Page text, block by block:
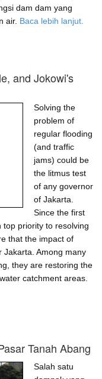
dam dam yang
air. Baca lebih lanjut.
and Jokowi's
Solving the
problem of
regular flooding
(and traffic
jams) could be
the litmus test
of any governor
of Jakarta.
Since the first
top priority to resolving
that the impact of
Jakarta. Among many
they are restoring the
catchment areas.
Tanah Abang
Salah satu